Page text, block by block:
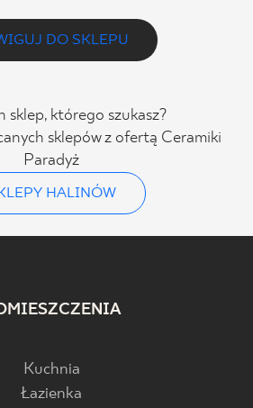
DO SKLEPU
sklep, którego szukasz?
sklepów z ofertą Ceramiki
Paradyż
HALINÓW
Kuchnia
Łazienka